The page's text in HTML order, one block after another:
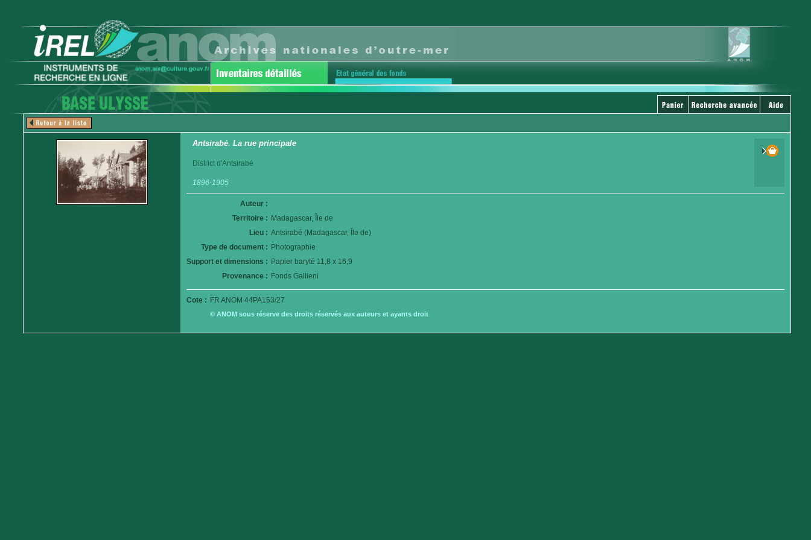
Antsirabé. La rue principale
District d'Antsirabé
1896-1905
Auteur :
Territoire : Madagascar, Île de
Lieu : Antsirabé (Madagascar, Île de)
Type de document : Photographie
Support et dimensions : Papier baryté 11,8 x 16,9
Provenance : Fonds Gallieni
Cote : FR ANOM 44PA153/27
© ANOM sous réserve des droits réservés aux auteurs et ayants droit